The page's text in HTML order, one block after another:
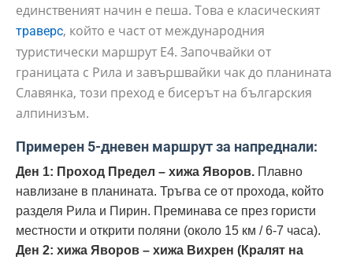
единственият начин е пеша. Това е класическият
траверс, който е част от международния
туристически маршрут Е4. Започвайки от
границата с Рила и завършвайки чак до планината
Славянка, този преход е бисерът на българския
алпинизъм.
Примерен 5-дневен маршрут за напреднали:
Ден 1: Проход Предел – хижа Яворов. Плавно
навлизане в планината. Тръгва се от прохода, който
разделя Рила и Пирин. Преминава се през гористи
местности и открити поляни (около 15 км / 6-7 часа).
Ден 2: хижа Яворов – хижа Вихрен (Кралят на